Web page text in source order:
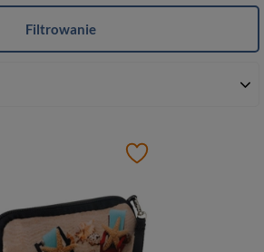
Filtrowanie